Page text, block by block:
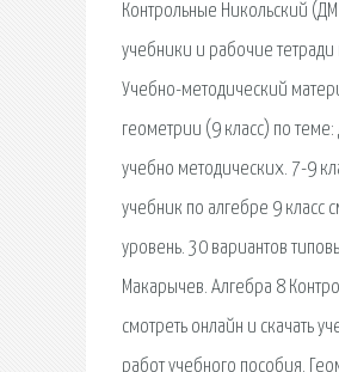
Контрольные Никольский (ДМ
учебники и рабочие
Учебно-методический
геометрии (9 класс) по
учебно методических. 7-9
учебник по алгебре 9 класс
уровень. 30 вариантов
Макарычев. Алгебра 8
смотреть онлайн и скачать
работ учебного пособия.